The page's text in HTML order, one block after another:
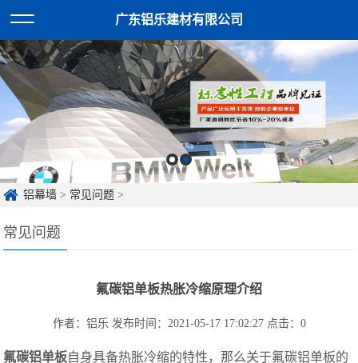
广东铝乐建材有限公司
铝幕墙 > 常见问题 >
常见问题
氟碳铝单板热胀冷缩原理介绍
作者：铝乐 发布时间：2021-05-17 17:02:27 点击： 0
氟碳铝单板自身具备热胀冷缩的特性，那么关于氟碳铝单板的